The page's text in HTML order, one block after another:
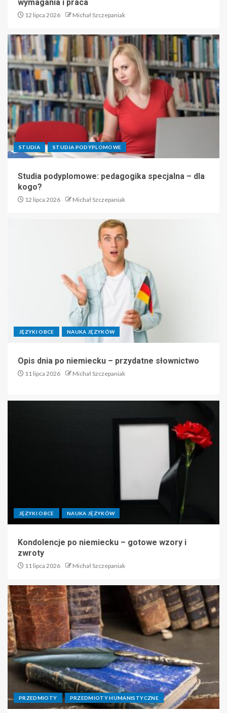
wymagania i praca
12 lipca 2026 Michał Szczepaniak
STUDIA STUDIA PODYPLOMOWE
Studia podyplomowe: pedagogika specjalna – dla
kogo?
12 lipca 2026 Michał Szczepaniak
JĘZYKI OBCE NAUKA JĘZYKÓW
Opis dnia po niemiecku – przydatne słownictwo
11 lipca 2026 Michał Szczepaniak
JĘZYKI OBCE NAUKA JĘZYKÓW
Kondolencje po niemiecku – gotowe wzory i
zwroty
11 lipca 2026 Michał Szczepaniak
PRZEDMIOTY PRZEDMIOTY HUMANISTYCZNE